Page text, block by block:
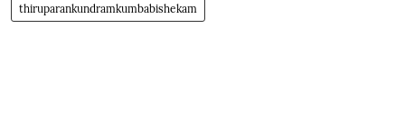
thiruparankundramkumbabishekam